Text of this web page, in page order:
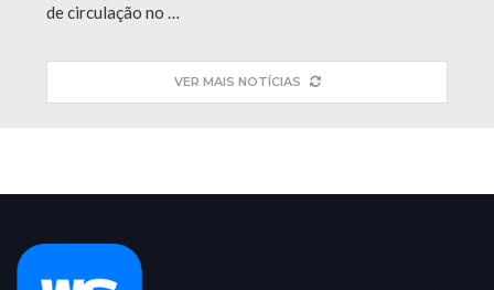
de circulação no …
VER MAIS NOTÍCIAS